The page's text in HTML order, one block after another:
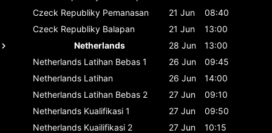
Czeck Republiky Pemanasan 21 Jun
08:40
Czeck Republiky Balapan 21 Jun
13:00
Netherlands
28 Jun
13:00
Netherlands Latihan Bebas 1 26 Jun
09:45
Netherlands Latihan 26 Jun
14:00
Netherlands Latihan Bebas 2 27 Jun
09:10
Netherlands Kualifikasi 1 27 Jun
09:50
Netherlands Kuailifikasi 2 27 Jun
10:15